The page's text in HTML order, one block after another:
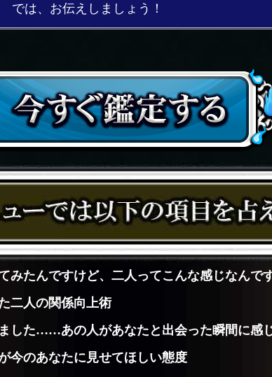
は、お伝えしましょう！
みたんですけど、二人ってこんな感じなんで
二人の関係向上術
した……あの人があなたと出会った瞬間に感
今のあなたに見せてほしい態度